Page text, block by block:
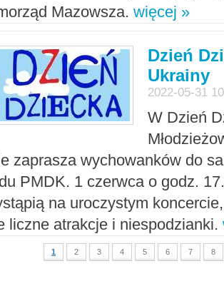
Mazowsza. więcej »
Dzień
Ukrainy
2022-05-31
W Dzień
zaprasza wychowanków do
PMDK. 1 czerwca o godz.
na uroczystym
liczne atrakcje i niespodzianki.
1 2 3 4 5 6 7 8